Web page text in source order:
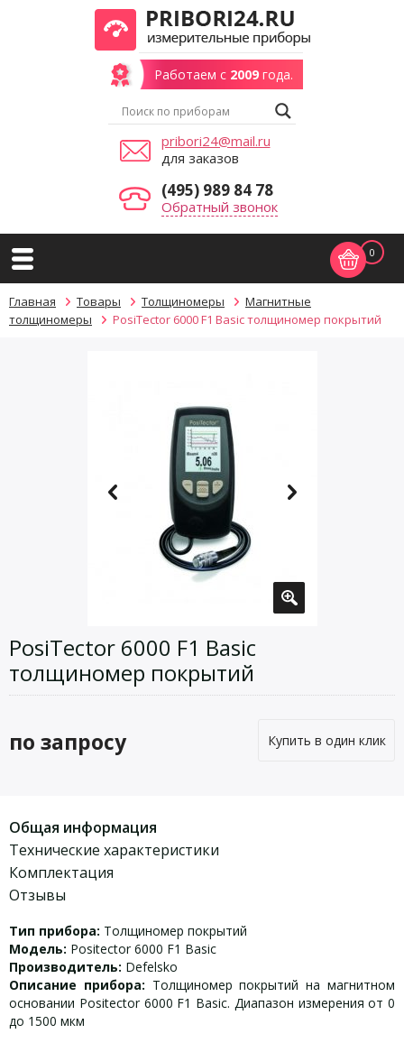
Работаем с 2009года.
pribori24@mail.ru
для заказов
(495) 989 84 78
Обратный звонок
0
Главная Товары Толщиномеры
Магнитные
толщиномеры
PosiTector 6000 F1 Basic толщиномер покрытий
PosiTector 6000 F1 Basic
толщиномер покрытий
по запросу Купить в один клик
Общая информация
Технические характеристики
Комплектация
Отзывы
Тип прибора: Толщиномер покрытий
Модель: Positector 6000 F1 Basic
Производитель: Defelsko
Описание прибора: Толщиномер покрытий на магнитном
основании Positector 6000 F1 Basic. Диапазон измерения от 0
до 1500 мкм